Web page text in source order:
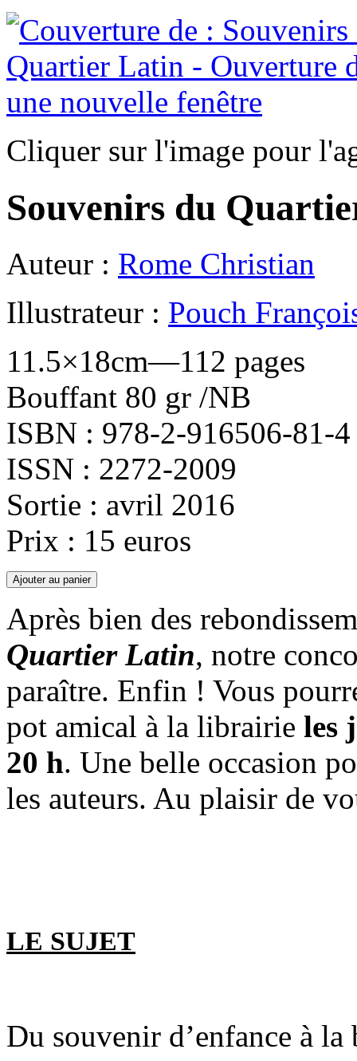
Cliquer sur l'image pour
Souvenirs du
Auteur : Rome Christian
Illustrateur : Pouch
11.5×18cm—112 pages
Bouffant 80 gr /NB
ISBN : 978-2-916506-81-4
ISSN : 2272-2009
Sortie : avril 2016
Prix : 15 euros
Après bien des
Quartier Latin, notre
paraître. Enfin ! Vous
pot amical à la librairie les
20 h. Une belle occasion
les auteurs. Au plaisir de
LE SUJET
Du souvenir d’enfance à la